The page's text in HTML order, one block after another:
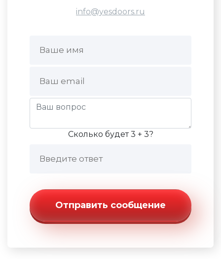
info@yesdoors.ru
Сколько будет 3 + 3?
Отправить сообщение